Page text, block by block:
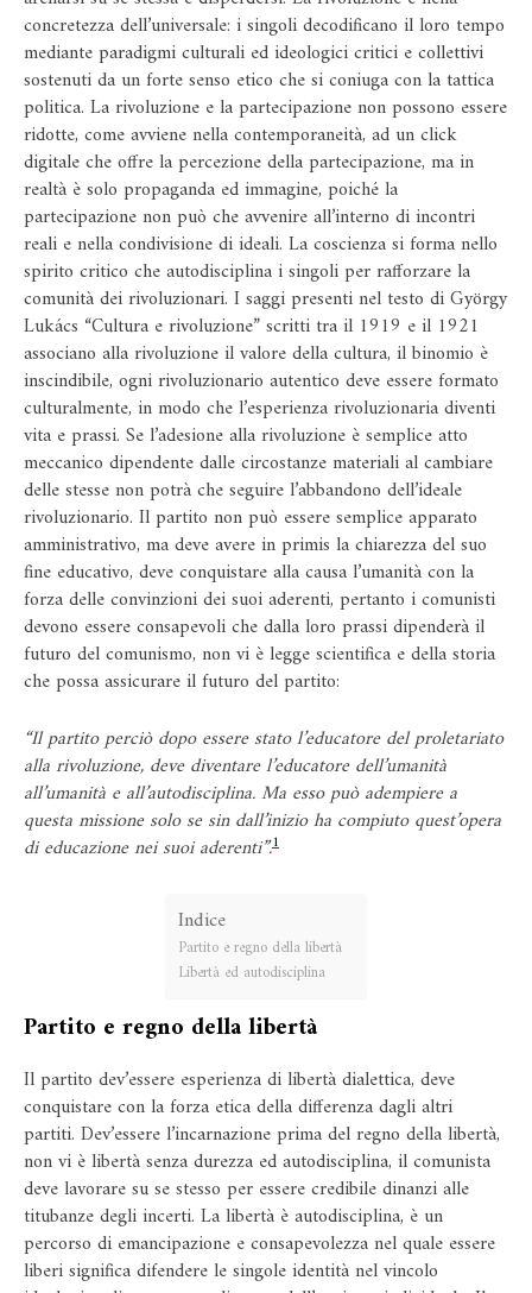
concretezza dell’universale: i singoli decodificano il loro tempo
mediante paradigmi culturali ed ideologici critici e collettivi
sostenuti da un forte senso etico che si coniuga con la tattica
politica. La rivoluzione e la partecipazione non possono essere
ridotte, come avviene nella contemporaneità, ad un click
digitale che offre la percezione della partecipazione, ma in
realtà è solo propaganda ed immagine, poiché la
partecipazione non può che avvenire all’interno di incontri
reali e nella condivisione di ideali. La coscienza si forma nello
spirito critico che autodisciplina i singoli per rafforzare la
comunità dei rivoluzionari. I saggi presenti nel testo di György
Lukács “Cultura e rivoluzione” scritti tra il 1919 e il 1921
associano alla rivoluzione il valore della cultura, il binomio è
inscindibile, ogni rivoluzionario autentico deve essere formato
culturalmente, in modo che l’esperienza rivoluzionaria diventi
vita e prassi. Se l’adesione alla rivoluzione è semplice atto
meccanico dipendente dalle circostanze materiali al cambiare
delle stesse non potrà che seguire l’abbandono dell’ideale
rivoluzionario. Il partito non può essere semplice apparato
amministrativo, ma deve avere in primis la chiarezza del suo
fine educativo, deve conquistare alla causa l’umanità con la
forza delle convinzioni dei suoi aderenti, pertanto i comunisti
devono essere consapevoli che dalla loro prassi dipenderà il
futuro del comunismo, non vi è legge scientifica e della storia
che possa assicurare il futuro del partito:
“Il partito perciò dopo essere stato l’educatore del proletariato
alla rivoluzione, deve diventare l’educatore dell’umanità
all’umanità e all’autodisciplina. Ma esso può adempiere a
questa missione solo se sin dall’inizio ha compiuto quest’opera
di educazione nei suoi aderenti”.1
Indice
Partito e regno della libertà
Libertà ed autodisciplina
Partito e regno della libertà
Il partito dev’essere esperienza di libertà dialettica, deve
conquistare con la forza etica della differenza dagli altri
partiti. Dev’essere l’incarnazione prima del regno della libertà,
non vi è libertà senza durezza ed autodisciplina, il comunista
deve lavorare su se stesso per essere credibile dinanzi alle
titubanze degli incerti. La libertà è autodisciplina, è un
percorso di emancipazione e consapevolezza nel quale essere
liberi significa difendere le singole identità nel vincolo